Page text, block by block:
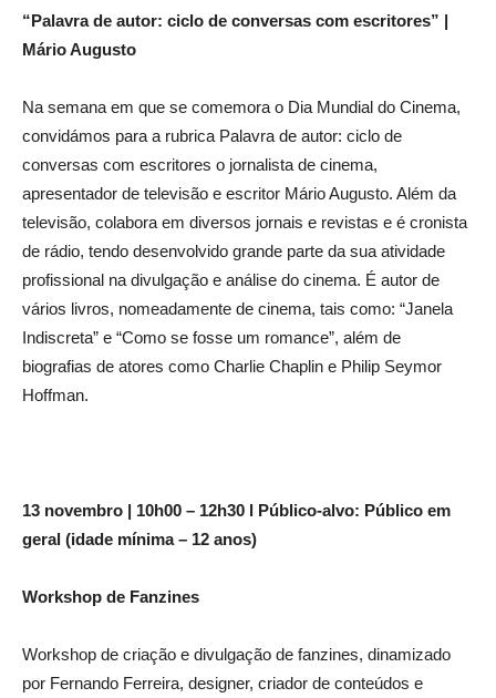
“Palavra de autor: ciclo de conversas com escritores” |
Mário Augusto
Na semana em que se comemora o Dia Mundial do Cinema,
convidámos para a rubrica Palavra de autor: ciclo de
conversas com escritores o jornalista de cinema,
apresentador de televisão e escritor Mário Augusto. Além da
televisão, colabora em diversos jornais e revistas e é cronista
de rádio, tendo desenvolvido grande parte da sua atividade
profissional na divulgação e análise do cinema. É autor de
vários livros, nomeadamente de cinema, tais como: “Janela
Indiscreta” e “Como se fosse um romance”, além de
biografias de atores como Charlie Chaplin e Philip Seymor
Hoffman.
13 novembro | 10h00 – 12h30 l Público-alvo: Público em
geral (idade mínima – 12 anos)
Workshop de Fanzines
Workshop de criação e divulgação de fanzines, dinamizado
por Fernando Ferreira, designer, criador de conteúdos e